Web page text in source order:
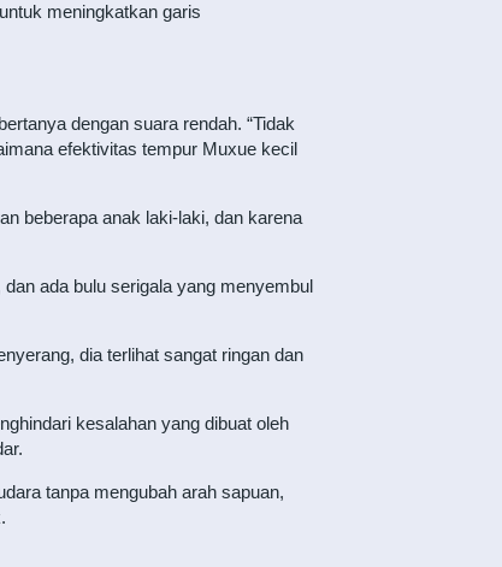
meningkatkan garis
dengan suara rendah. “Tidak
efektivitas tempur Muxue kecil
beberapa anak laki-laki, dan karena
ada bulu serigala yang menyembul
dia terlihat sangat ringan dan
kesalahan yang dibuat oleh
tanpa mengubah arah sapuan,